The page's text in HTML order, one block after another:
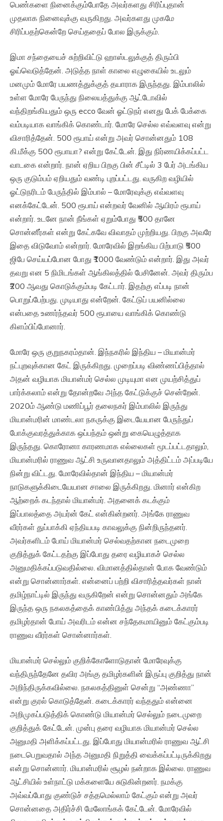
பெண்களை நினைக்கும்போதே அவர்களது சிரிப்புதான்
முதலாக நினைவுக்கு வருகிறது. அவர்களது முகமே
சிரிப்பதற்கென்றே செய்ததைப் போல இருக்கும்.
இமா சந்தையைச் சுற்றிவிட்டு ஹாஸ்டலுக்குத் திரும்பி
ஓய்வெடுத்தேன். அடுத்த நாள் காலை எழுகையில் உடலும்
மனமும் மோரே பயணத்துக்குத் தயாராக இருந்தது. இம்பாலில்
உள்ள மோரே பேருந்து நிலையத்துக்கு ஆட்டோவில்
வந்திறங்கியதும் ஒரு ecco வேன் ஓட்டுநர் எனது பேக் பேக்கை
வம்படியாக வாங்கிக் கொண்டார். மோரே செல்ல எவ்வளவு என்று
விசாரித்தேன். 500 ரூபாய் என்று அவர் சொன்னதும் 108
கி.மீக்கு 500 ரூபாயா? என்று கேட்டேன். இது நிர்ணயிக்கப்பட்ட
வாடகை என்றார். நான் ஏறிய பிறகு பின் சீட்டில் 3 பேர் அடங்கிய
ஒரு குடும்பம் ஏறியதும் வண்டி புறப்பட்டது. வருகிற வழியில்
ஓட்டுநரிடம் பேருந்தில் இம்பால் – மோரேவுக்கு எவ்வளவு
எனக்கேட்டேன். 500 ரூபாய் என்றவர் வேனில் ஆயிரம் ரூபாய்
என்றார். உடனே நான் நீங்கள் ஏறும்போது ₹500 தானே
சொன்னீர்கள் என்று கேட்கவே விவாதம் முற்றியது. பிறகு அவரே
இதை விடுவோம் என்றார். மோரேவில் இறங்கிய பிற்பாடு ₹500
ஜிபே செய்யப்போன போது ₹1000 வேண்டும் என்றார். இது அவர்
தவறு என 5 நிமிடங்கள் ஆங்கிலத்தில் பேசினேன். அவர் திரும்ப
₹200 ஆவது கொடுக்கும்படி கேட்டார். இதற்கு எப்படி நான்
பொறுப்பேற்பது. முடியாது என்றேன். கேட்டுப் பயனில்லை
என்பதை உணர்ந்தவர் 500 ரூபாயை வாங்கிக் கொண்டு
கிளம்பிப்போனார்.
மோரே ஒரு குறுநகரம்தான். இந்நகரில் இந்திய – மியான்மர்
நட்புறவுக்கான கேட் இருக்கிறது. முறைப்படி விண்ணப்பித்தால்
அதன் வழியாக மியான்மர் செல்ல முடியுமா என முயற்சித்துப்
பார்க்கலாம் என்று தோன்றவே அந்த கேட்டுக்குச் சென்றேன்.
2020ம் ஆண்டு மணிப்பூர் தலைநகர் இம்பாலில் இருந்து
மியான்மரின் மாண்டலா நகருக்கு இடையேயான பேருந்துப்
போக்குவரத்துக்காக ஒப்பந்தம் ஒன்று கையெழுத்தாக
இருந்தது. கொரோனா காரணமாக எல்லைகள் மூடப்பட்டதாலும்,
மியான்மரில் ராணுவ ஆட்சி உருவானதாலும் அத்திட்டம் அப்படியே
நின்று விட்டது. மோரேவில்தான் இந்திய – மியான்மர்
நாடுகளுக்கிடையேயான சாலை இருக்கிறது. மினார் என்கிற
ஆற்றைக் கடந்தால் மியான்மர். அதனைக் கடக்கும்
இப்பாலத்தை அயர்ன் கேட் என்கின்றனர். அங்கே ராணுவ
வீரர்கள் துப்பாக்கி ஏந்தியபடி காவலுக்கு நின்றிருந்தனர்.
அவர்களிடம் போய் மியான்மர் செல்வதற்கான நடைமுறை
குறித்துக் கேட்டதற்கு இப்போது தரை வழியாகச் செல்ல
அனுமதிக்கப்படுவதில்லை. விமானத்தில்தான் போக வேண்டும்
என்று சொன்னார்கள். என்னைப் பற்றி விசாரித்தவர்கள் நான்
தமிழ்நாட்டில் இருந்து வருகிறேன் என்று சொன்னதும் அங்கே
இருந்த ஒரு நகலகத்தைக் காண்பித்து அந்தக் கடைக்காரர்
தமிழர்தான் போய் அவரிடம் என்ன சந்தேகமாயினும் கேட்கும்படி
ராணுவ வீரர்கள் சொன்னார்கள்.
மியான்மர் செல்லும் குறிக்கோளோடுதான் மோரேவுக்கு
வந்திருந்தேனே தவிர அங்கு தமிழர்களின் இருப்பு குறித்து நான்
அறிந்திருக்கவில்லை. நகலகத்தினுள் சென்று “அண்ணா”
என்று குரல் கொடுத்தேன். கடைக்காரர் வந்ததும் என்னை
அறிமுகப்படுத்திக் கொண்டு மியான்மர் செல்லும் நடைமுறை
குறித்துக் கேட்டேன். முன்பு தரை வழியாக மியான்மர் செல்ல
அனுமதி அளிக்கப்பட்டது. இப்போது மியான்மரில் ராணுவ ஆட்சி
நடைபெறுவதால் அந்த அனுமதி நிறுத்தி வைக்கப்பட்டிருக்கிறது
என்று சொன்னார். மியான்மரில் சூழல் நன்றாக இல்லை. ராணுவ
ஆட்சியில் உள்நாட்டு மக்களையே சுடுகின்றனர். நமக்கு
அவ்வப்போது குண்டுச் சத்தமெல்லாம் கேட்கும் என்று அவர்
சொன்னதை அதிர்ச்சி மேலோங்கக் கேட்டேன். மோரேவில்